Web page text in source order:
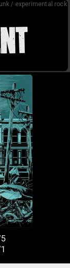
/ experimental rock